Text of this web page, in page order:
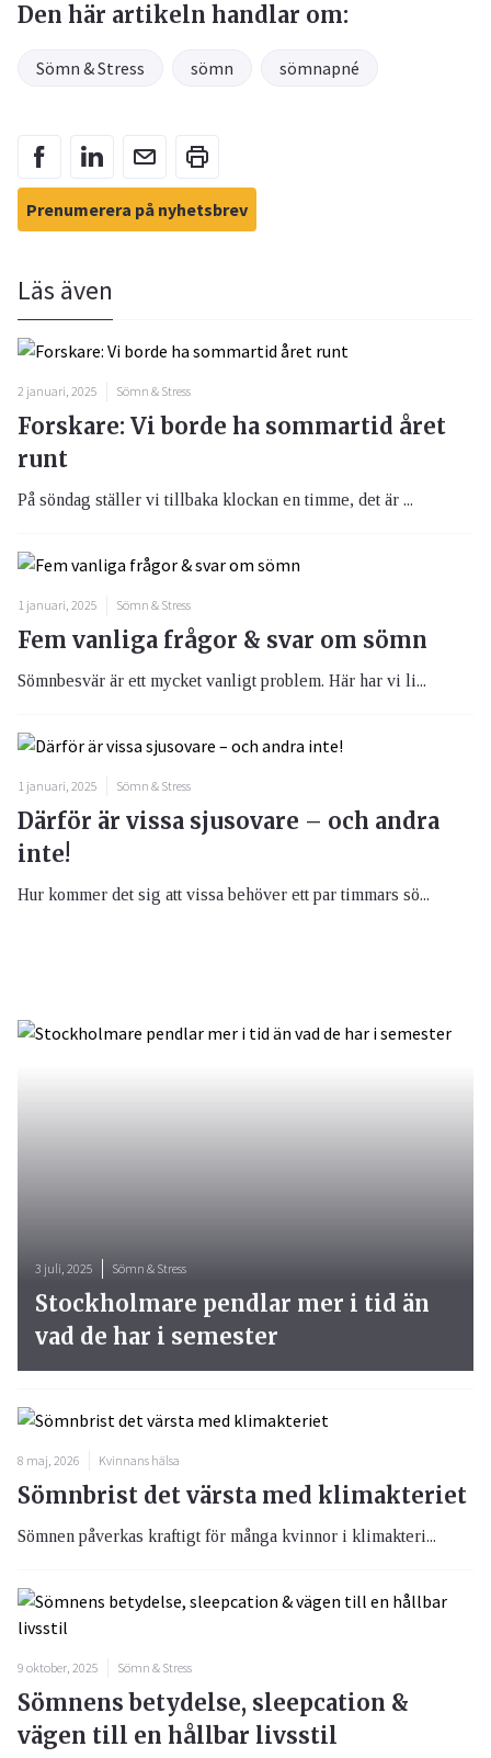
Den här artikeln handlar om:
Sömn & Stress sömn sömnapné
Prenumerera på nyhetsbrev
Läs även
2 januari, 2025 Sömn & Stress
Forskare: Vi borde ha sommartid året
runt
På söndag ställer vi tillbaka klockan en timme, det är ...
1 januari, 2025 Sömn & Stress
Fem vanliga frågor & svar om sömn
Sömnbesvär är ett mycket vanligt problem. Här har vi li...
1 januari, 2025 Sömn & Stress
Därför är vissa sjusovare – och andra
inte!
Hur kommer det sig att vissa behöver ett par timmars sö...
8 maj, 2026 Kvinnans hälsa
Sömnbrist det värsta med klimakteriet
Sömnen påverkas kraftigt för många kvinnor i klimakteri...
9 oktober, 2025 Sömn & Stress
Sömnens betydelse, sleepcation &
vägen till en hållbar livsstil
3 juli, 2025 Sömn & Stress
Stockholmare pendlar mer i tid än
vad de har i semester